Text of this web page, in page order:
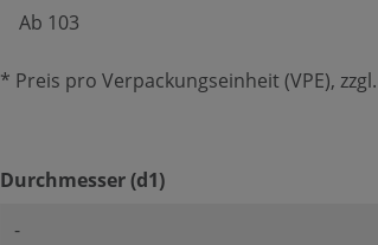
Ab 103
* Preis pro Verpackungseinheit (VPE),
Durchmesser (d1)auswählen